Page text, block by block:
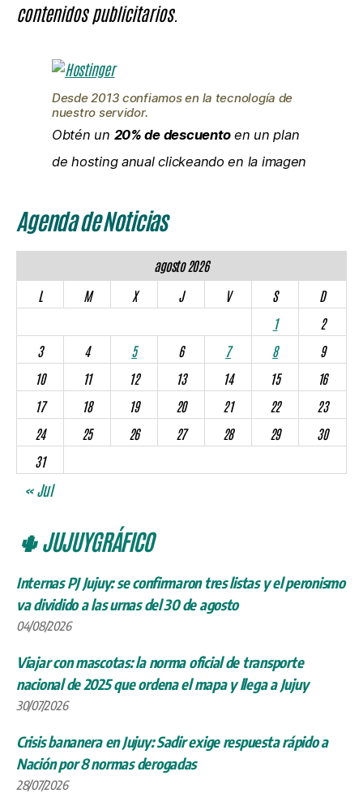
contenidos publicitarios.
Desde 2013 confiamos en la tecnología de
nuestro servidor.
Obtén un 20% de descuentoen un plan
de hosting anual clickeando en la imagen
Agenda de Noticias
agosto 2026
L
M X J V S
D
1
2
3
4 5 6 7 8
9
10
11 12 13 14 15
16
17
18 19 20 21 22
23
24
25 26 27 28 29
30
31
« Jul
🌵 JUJUYGRÁFICO
Internas PJ Jujuy: se confirmaron tres listas y el peronismo
va dividido a las urnas del 30 de agosto
04/08/2026
Viajar con mascotas: la norma oficial de transporte
nacional de 2025 que ordena el mapa y llega a Jujuy
30/07/2026
Crisis bananera en Jujuy: Sadir exige respuesta rápido a
Nación por 8 normas derogadas
28/07/2026